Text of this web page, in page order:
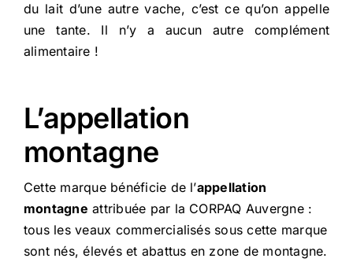
du lait d’une autre vache, c’est ce qu’on appelle
une tante. Il n’y a aucun autre complément
alimentaire !
L’appellation
montagne
Cette marque bénéficie de l’appellation
montagne attribuée par la CORPAQ Auvergne :
tous les veaux commercialisés sous cette marque
sont nés, élevés et abattus en zone de montagne.